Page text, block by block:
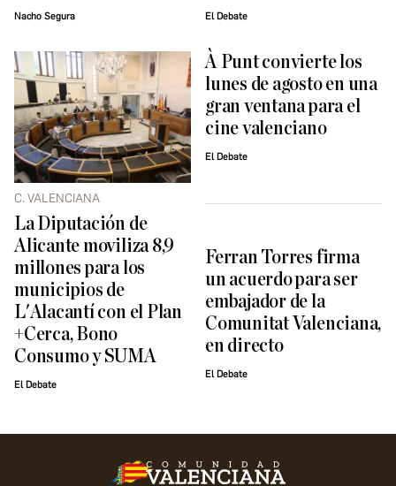
Nacho Segura El Debate
C. VALENCIANA
La Diputación de
Alicante moviliza 8,9
millones para los
municipios de
L'Alacantí con el Plan
+Cerca, Bono
Consumo y SUMA
El Debate
À Punt convierte los
lunes de agosto en una
gran ventana para el
cine valenciano
El Debate
Ferran Torres firma
un acuerdo para ser
embajador de la
Comunitat Valenciana,
en directo
El Debate